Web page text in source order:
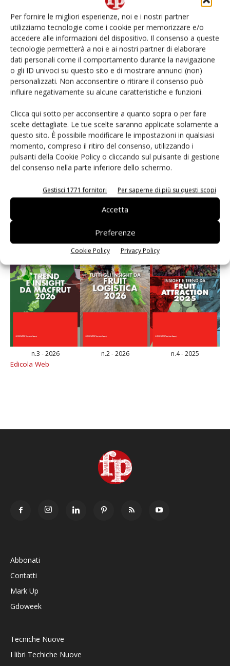
Per fornire le migliori esperienze, noi e i nostri partner
utilizziamo tecnologie come i cookie per memorizzare e/o
accedere alle informazioni del dispositivo. Il consenso a queste
tecnologie permetterà a noi e ai nostri partner di elaborare
dati personali come il comportamento durante la navigazione
o gli ID univoci su questo sito e di mostrare annunci (non)
personalizzati. Non acconsentire o ritirare il consenso può
influire negativamente su alcune caratteristiche e funzioni.
Clicca qui sotto per acconsentire a quanto sopra o per fare
scelte dettagliate. Le tue scelte saranno applicate solamente a
questo sito. È possibile modificare le impostazioni in qualsiasi
momento, compreso il ritiro del consenso, utilizzando i
pulsanti della Cookie Policy o cliccando sul pulsante di gestione
del consenso nella parte inferiore dello schermo.
Gestisci 1771 fornitori Per saperne di più su questi scopi
Accetta
Preferenze
Cookie Policy Privacy Policy
Non è una susina: è Metis… e può rivoluzionare la
categoria
L’ortofrutta di Extra Supermercati tra localismo e
Ai #Repartofresh
Andamento prezzi ortofrutta in Italia al 27 luglio
2026
Agricola Don Camillo lancia il melone da cocktail
#vocidellortofrutta
E-magazine
n.3 - 2026 n.2 - 2026 n.4 - 2025
Edicola Web
Abbonati
Contatti
Mark Up
Gdoweek
Tecniche Nuove
I libri Techiche Nuove